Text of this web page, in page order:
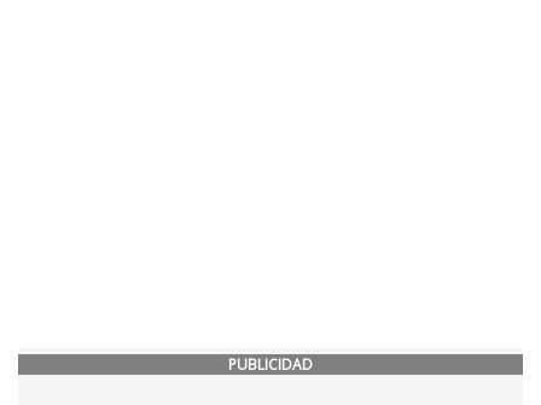
PUBLICIDAD